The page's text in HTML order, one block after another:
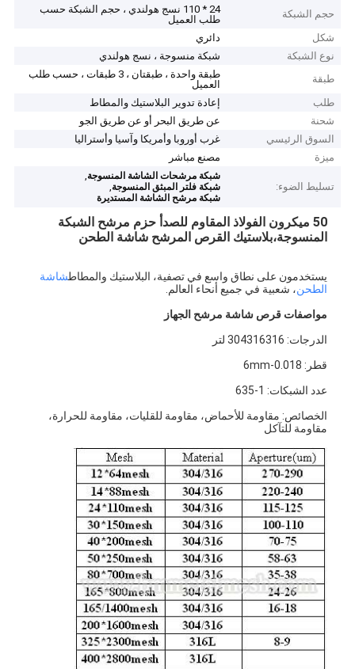
حجم الشبكة
24 * 110 نسج هولندي ، حجم الشبكة حسب
طلب العميل
شكل
دائري
نوع الشبكة
شبكة منسوجة ، نسج هولندي
طبقة
طبقة واحدة ، طبقتان ، 3 طبقات ، حسب طلب
العميل
طلب
إعادة تدوير البلاستيك والمطاط
شحنة
عن طريق البحر أو عن طريق الجو
السوق الرئيسي
غرب أوروبا وأمريكا وآسيا وأستراليا
ميزة
مصنع مباشر
تسليط الضوء:
شبكة مرشحات الشاشة المنسوجة,
شبكة فلتر المبثق المنسوجة,
شبكة مرشح الشاشة المستديرة
50 ميكرون الفولاذ المقاوم للصدأ حزم مرشح الشبكة
المنسوجة،بلاستيك القرص المرشح شاشة الطحن
يستخدمون على نطاق واسع في تصفية، البلاستيك والمطاطشاشة
الطحن، شعبية في جميع أنحاء العالم.
مواصفات قرص شاشة مرشح الجهاز
الدرجات: 304316316 لتر
قطر: 0.018-6mm
عدد الشبكات: 1-635
الخصائص: مقاومة للأحماض، مقاومة للقليات، مقاومة للحرارة،
مقاومة للتآكل